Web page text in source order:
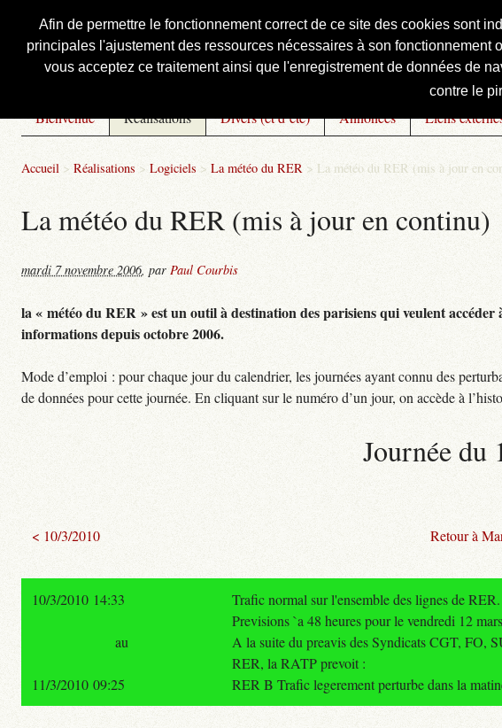
Afin de permettre le fonctionnement correct de ce site des cookies sont
principales l'ajustement des ressources nécessaires à son
vous acceptez ce traitement ainsi que l'enregistrement de données de
contre le
Courbis, « LE » Blog Officiel
Bienvenue Réalisations Divers (et d’été) Annonces Liens
Accueil > Réalisations > Logiciels > La météo du RER > La météo du RER (mis à jour en
La météo du RER (mis à jour en continu)
mardi 7 novembre 2006, par Paul Courbis
la « météo du RER » est un outil à destination des parisiens qui veulent
informations depuis octobre 2006.
Mode d’emploi : pour chaque jour du calendrier, les journées ayant connu des
de données pour cette journée. En cliquant sur le numéro d’un jour, on accède à
Journée du
< 10/3/2010 Retour à
10/3/2010 14:33
Trafic normal sur l'ensemble des lignes de RER.
Previsions `a 48 heures pour le vendredi 12
A la suite du preavis des Syndicats CGT, FO,
RER, la RATP prevoit :
RER B Trafic legerement perturbe dans la
au
11/3/2010 09:25